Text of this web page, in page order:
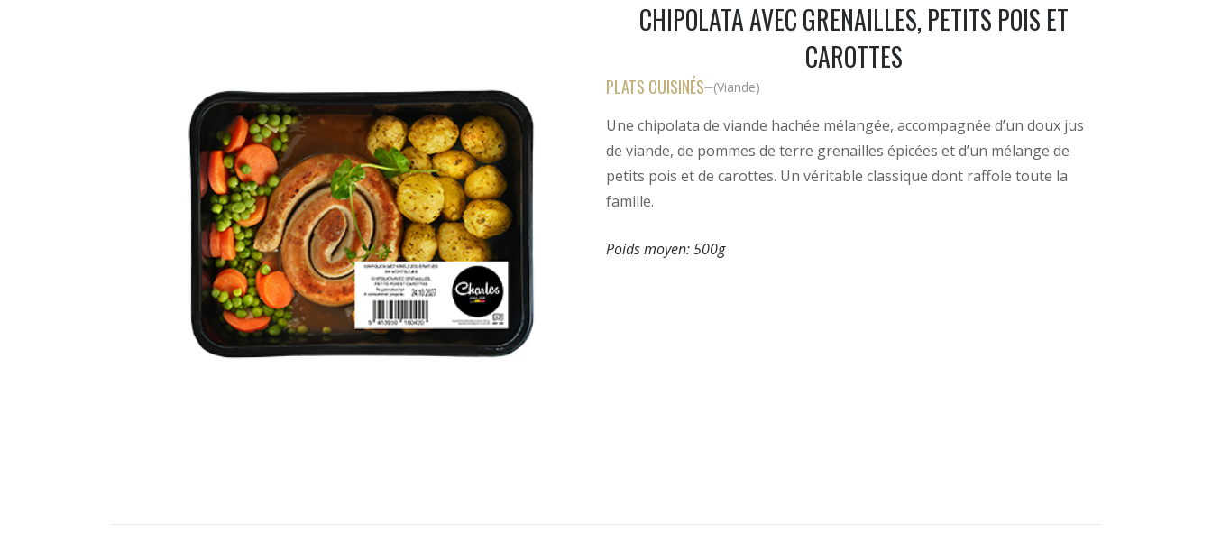
CHIPOLATA AVEC GRENAILLES, PETITS POIS ET
CAROTTES
PLATS CUISINÉS—(Viande)
Une chipolata de viande hachée mélangée, accompagnée d’un doux jus
de viande, de pommes de terre grenailles épicées et d’un mélange de
petits pois et de carottes. Un véritable classique dont raffole toute la
famille.
Poids moyen:500g